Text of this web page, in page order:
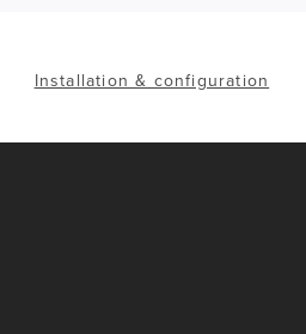
Installation & configuration